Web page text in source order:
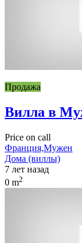
Продажа
Вилла в
Price on call
Франция,Мужен
Дома (виллы)
7 лет назад
0 m2